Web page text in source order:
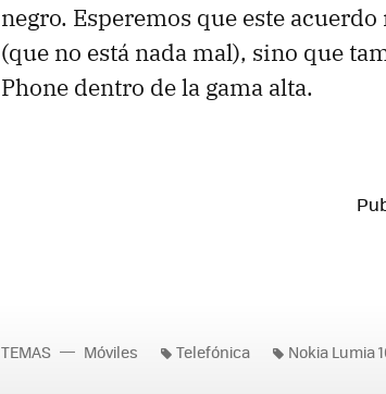
negro. Esperemos que este
(que no está nada mal), sino que
Phone dentro de la gama alta.
TEMAS Móviles Telefónica Nokia Lumia